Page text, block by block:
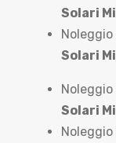
Solari
Solari
Solari